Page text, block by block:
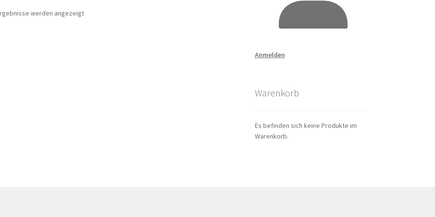
werden angezeigt
Anmelden
Warenkorb
Es befinden sich keine Produkte im
Warenkorb.